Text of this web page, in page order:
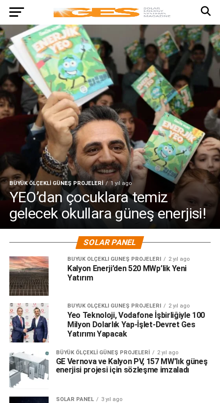
BÜYÜK ÖLÇEKLI GÜNEŞ PROJELERI 1 yıl ago
YEO’dan çocuklara temiz
gelecek okullara güneş enerjisi!
SOLAR PANEL
BÜYÜK ÖLÇEKLI GÜNEŞ PROJELERI 2 yıl ago
Kalyon Enerji’den 520 MWp’lik Yeni
Yatırım
BÜYÜK ÖLÇEKLI GÜNEŞ PROJELERI 2 yıl ago
Yeo Teknoloji, Vodafone İşbirliğiyle 100
Milyon Dolarlık Yap-İşlet-Devret Ges
Yatırımı Yapacak
BÜYÜK ÖLÇEKLI GÜNEŞ PROJELERI 2 yıl ago
GE Vernova ve Kalyon PV, 157 MW’lık güneş
enerjisi projesi için sözleşme imzaladı
SOLAR PANEL 3 yıl ago